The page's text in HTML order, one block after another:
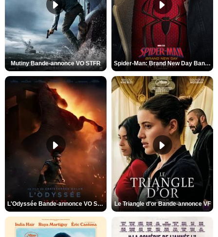
Mutiny Bande-annonce VO STFR Spider-Man: Brand New Day Bande-annonce VO STFR
L'Odyssée Bande-annonce VO STFR Le Triangle d'or Bande-annonce VF